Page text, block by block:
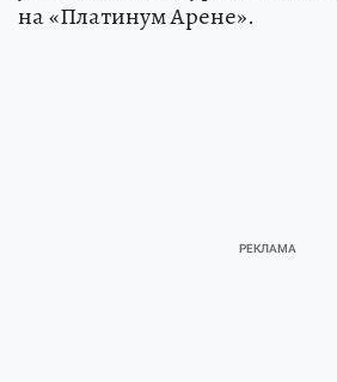
на «Платинум Арене».